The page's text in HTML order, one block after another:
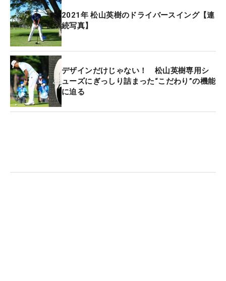
ンダー・13位タイ。前年覇者の
（スペイン）はトータル4アンダー、銀メダルの
ロ
ーリー・サバティーニ
アンダーで、ともに予選落ちとなった。
2021年 松山英樹のドライバースイング【連
続写真】
デザインだけじゃない！ 松山英樹専用シ
ューズにぎっしり詰まった“こだわり”の機能
に迫る